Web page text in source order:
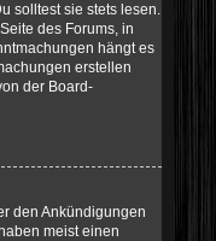
solltest sie stets lesen.
des Forums, in
hängt es
erstellen
der Board-
den Ankündigungen
meist einen